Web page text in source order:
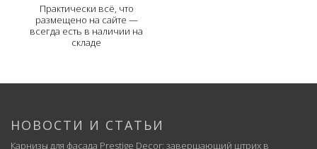
Практически всё, что
размещено на сайте —
всегда есть в наличии на
складе
НОВОСТИ И СТАТЬИ
Карнизы для фасада Prestige Decor: завершающий штрих в